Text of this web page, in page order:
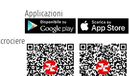
Applicazioni